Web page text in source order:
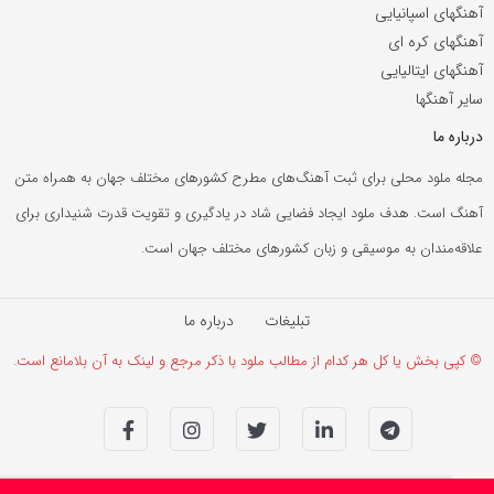
آهنگهای اسپانیایی
آهنگهای کره ای
آهنگهای ایتالیایی
سایر آهنگها
درباره ما
مجله ملود محلی برای ثبت آهنگ‌های مطرح کشورهای مختلف جهان به همراه متن
آهنگ است. هدف ملود ایجاد فضایی شاد در یادگیری و تقویت قدرت شنیداری برای
علاقه‌مندان به موسیقی و زبان کشورهای مختلف جهان است.
تبلیغات درباره ما
© کپی بخش یا کل هر کدام از مطالب ملود با ذکر مرجع و لینک به آن بلامانع است.